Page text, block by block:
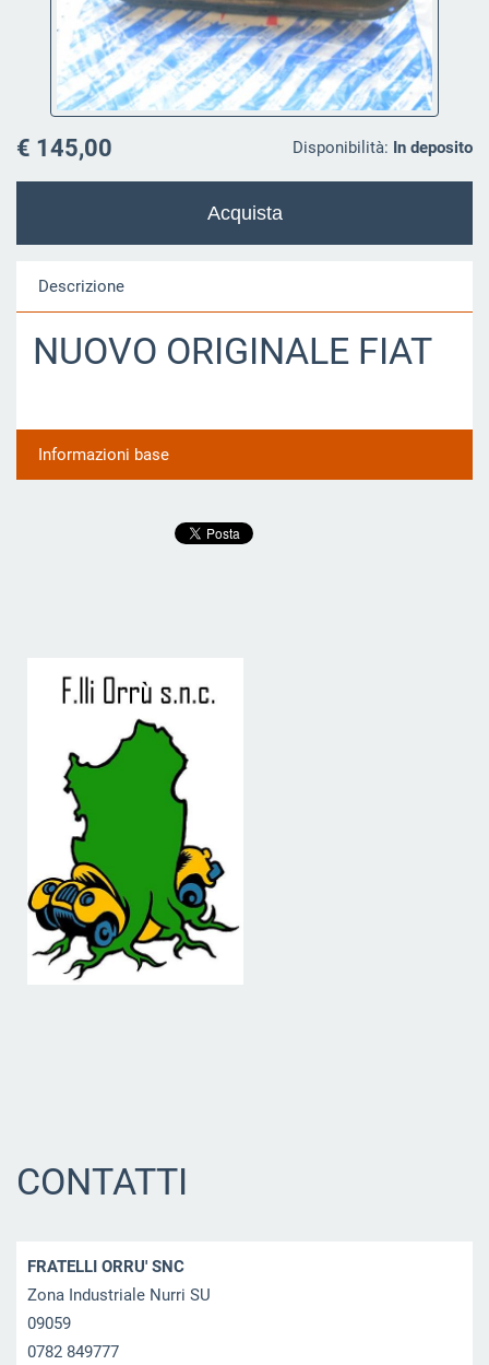
Disponibilità: In deposito
€ 145,00
Descrizione
NUOVO ORIGINALE FIAT
Informazioni base
CONTATTI
FRATELLI ORRU' SNC
Zona Industriale Nurri SU
09059
0782 849777